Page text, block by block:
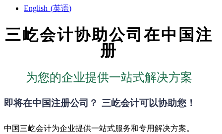
English (英语)
三屹会计协助公司在中国注
册
为您的企业提供一站式解决方案
即将在中国注册公司？ 三屹会计可以协助您！
中国三屹会计为企业提供一站式服务和专用解决方案。